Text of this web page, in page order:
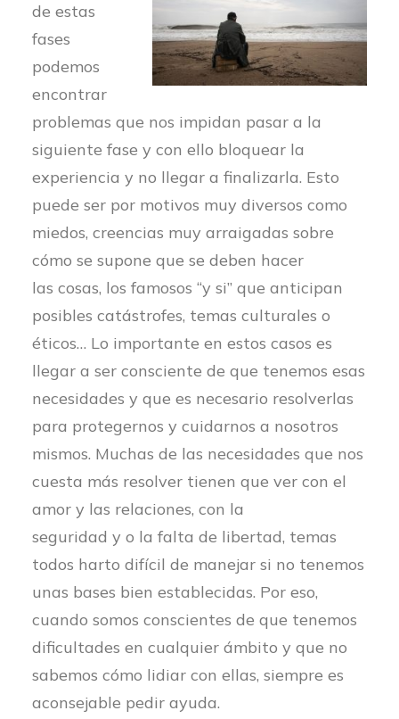
de estas
fases
podemos
encontrar
problemas que nos impidan pasar a la
siguiente fase y con ello bloquear la
experiencia y no llegar a finalizarla. Esto
puede ser por motivos muy diversos como
miedos, creencias muy arraigadas sobre
cómo se supone que se deben hacer
las cosas, los famosos “y si” que anticipan
posibles catástrofes, temas culturales o
éticos… Lo importante en estos casos es
llegar a ser consciente de que tenemos esas
necesidades y que es necesario resolverlas
para protegernos y cuidarnos a nosotros
mismos. Muchas de las necesidades que nos
cuesta más resolver tienen que ver con el
amor y las relaciones, con la
seguridad y o la falta de libertad, temas
todos harto difícil de manejar si no tenemos
unas bases bien establecidas. Por eso,
cuando somos conscientes de que tenemos
dificultades en cualquier ámbito y que no
sabemos cómo lidiar con ellas, siempre es
aconsejable pedir ayuda.